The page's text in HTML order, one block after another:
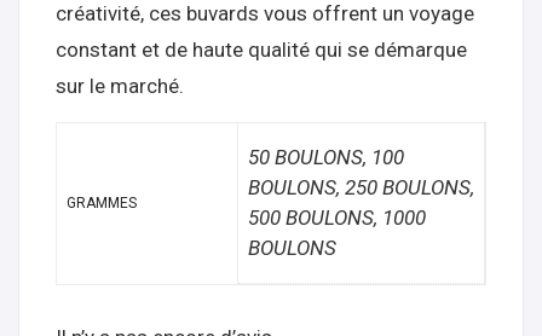
créativité, ces buvards vous offrent un voyage
constant et de haute qualité qui se démarque
sur le marché.
GRAMMES
50 BOULONS, 100
BOULONS, 250 BOULONS,
500 BOULONS, 1000
BOULONS